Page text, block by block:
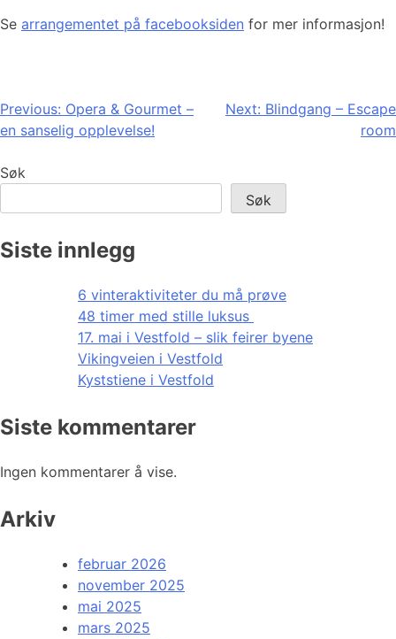
Se arrangementet på facebooksiden for mer informasjon!
Innleggsnavigasjon
Previous: Opera & Gourmet –
en sanselig opplevelse!
Next: Blindgang – Escape
room
Søk
Søk
Siste innlegg
6 vinteraktiviteter du må prøve
48 timer med stille luksus
17. mai i Vestfold – slik feirer byene
Vikingveien i Vestfold
Kyststiene i Vestfold
Siste kommentarer
Ingen kommentarer å vise.
Arkiv
februar 2026
november 2025
mai 2025
mars 2025